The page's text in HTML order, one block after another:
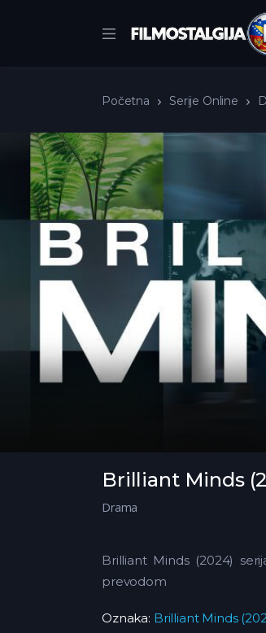
Početna Serije Online
Brilliant Minds
Drama
Brilliant Minds (2024)
prevodom
Oznaka: Brilliant Minds